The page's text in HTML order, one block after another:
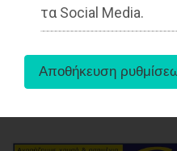
τα Social Media.
11-11-
Από